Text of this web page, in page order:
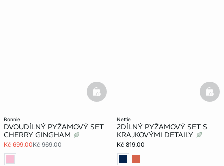
bonnie
DVOUDÍLNÝ PYŽAMOVÝ SET
CHERRY GINGHAM
Kč 699.00Kč 969.00
basketfull
nettie
2DÍLNÝ PYŽAMOVÝ SET S
KRAJKOVÝMI DETAILY
Kč 819.00